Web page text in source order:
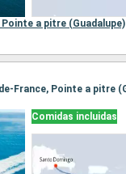
Pointe a pitre (Guadalupe)
Comidas incluidas